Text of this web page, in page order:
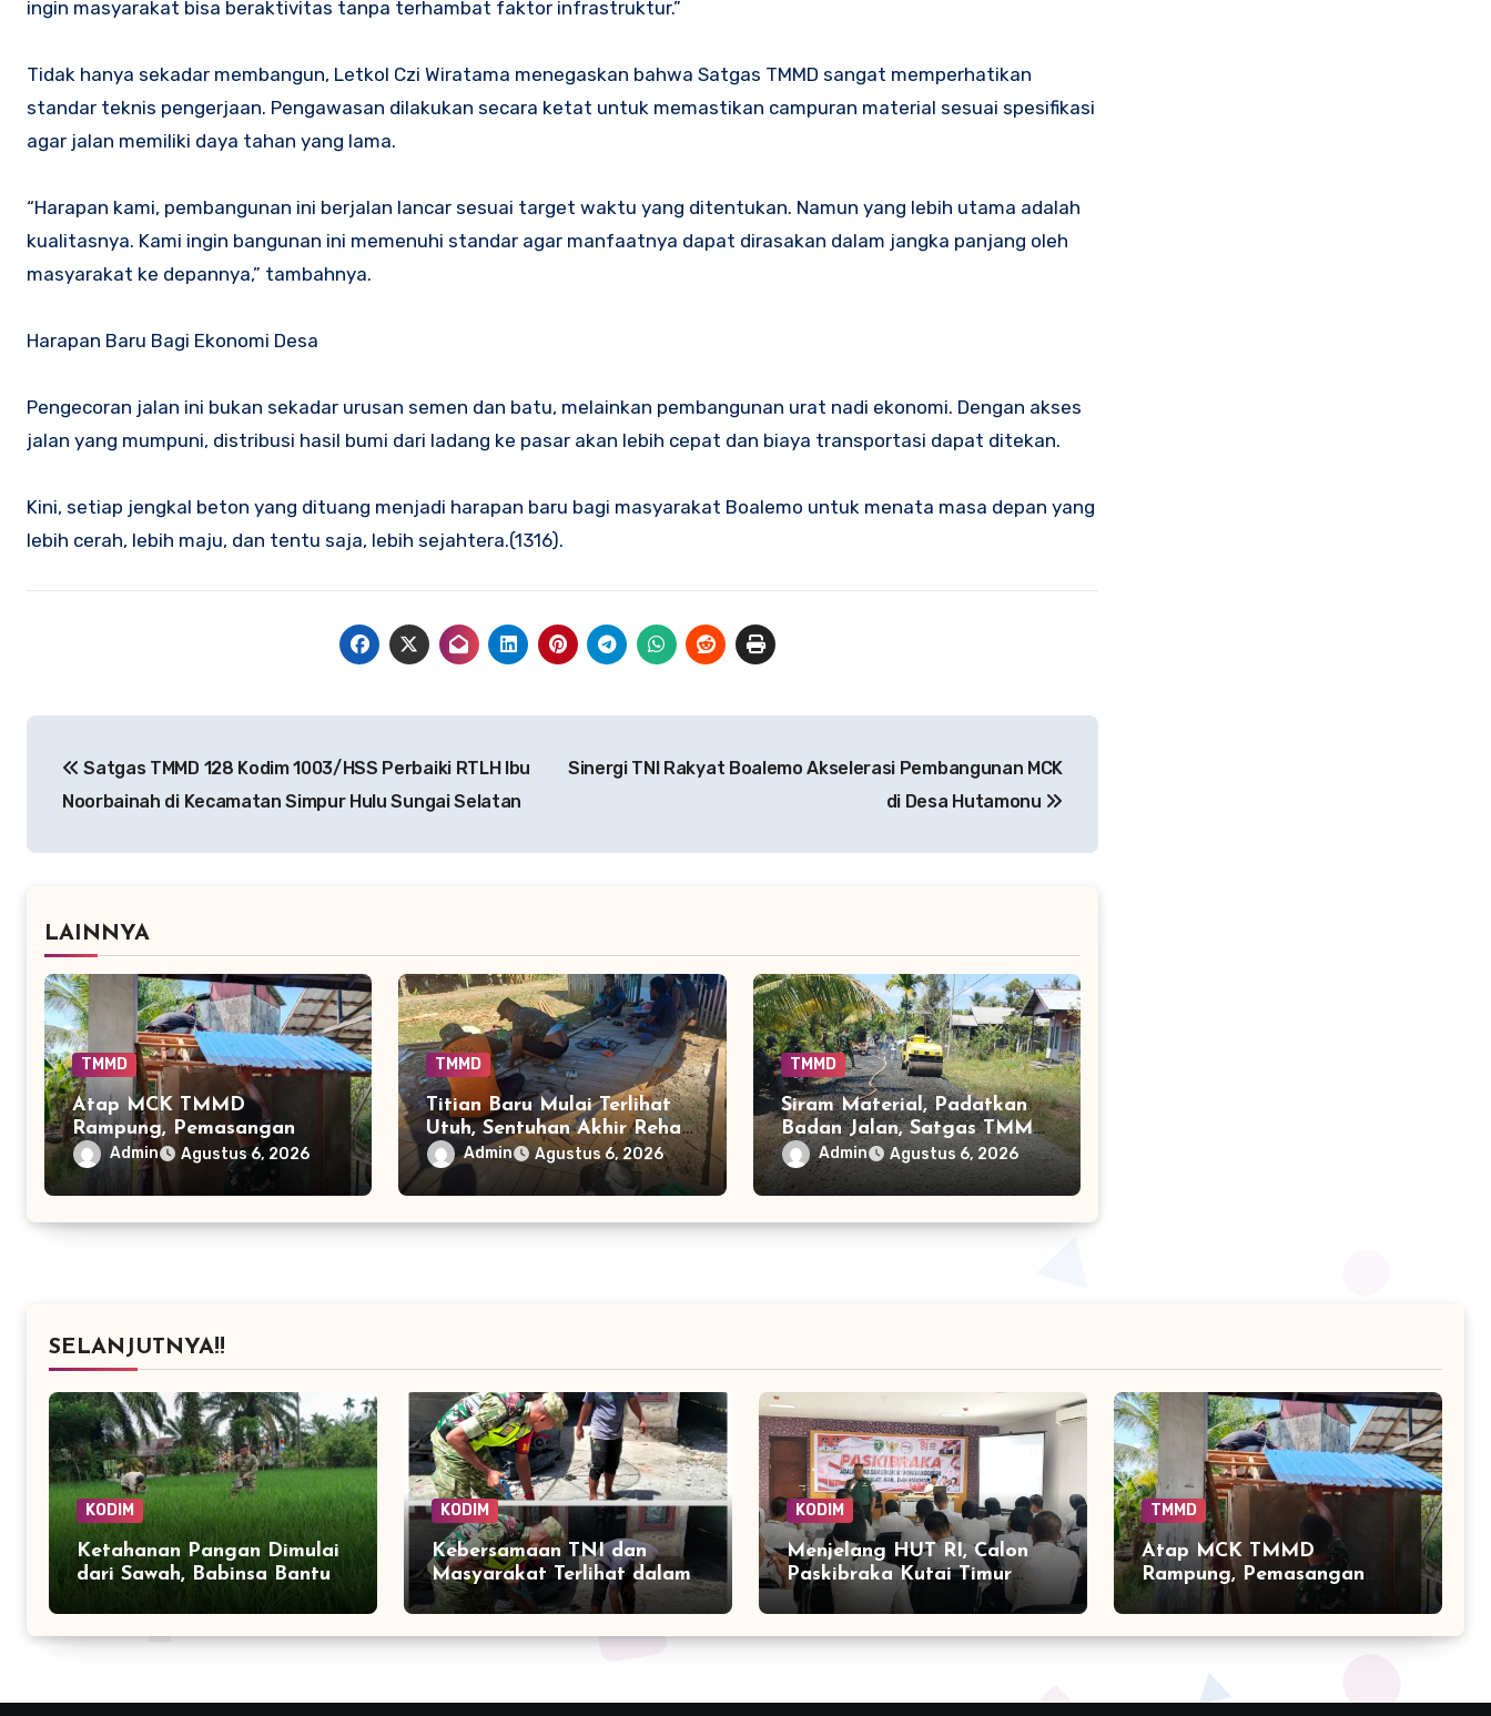
ingin masyarakat bisa beraktivitas tanpa terhambat faktor infrastruktur.”
Tidak hanya sekadar membangun, Letkol Czi Wiratama menegaskan bahwa Satgas TMMD sangat memperhatikan
standar teknis pengerjaan. Pengawasan dilakukan secara ketat untuk memastikan campuran material sesuai spesifikasi
agar jalan memiliki daya tahan yang lama.
“Harapan kami, pembangunan ini berjalan lancar sesuai target waktu yang ditentukan. Namun yang lebih utama adalah
kualitasnya. Kami ingin bangunan ini memenuhi standar agar manfaatnya dapat dirasakan dalam jangka panjang oleh
masyarakat ke depannya,” tambahnya.
Harapan Baru Bagi Ekonomi Desa
Pengecoran jalan ini bukan sekadar urusan semen dan batu, melainkan pembangunan urat nadi ekonomi. Dengan akses
jalan yang mumpuni, distribusi hasil bumi dari ladang ke pasar akan lebih cepat dan biaya transportasi dapat ditekan.
Kini, setiap jengkal beton yang dituang menjadi harapan baru bagi masyarakat Boalemo untuk menata masa depan yang
lebih cerah, lebih maju, dan tentu saja, lebih sejahtera.(1316).
pos Satgas TMMD 128 Kodim 1003/HSS Perbaiki RTLH Ibu
Noorbainah di Kecamatan Simpur Hulu Sungai Selatan
Sinergi TNI Rakyat Boalemo Akselerasi Pembangunan MCK
di Desa Hutamonu
LAINNYA
TMMD
Atap MCK TMMD
Rampung, Pemasangan
Keramik Menjadi Sentuhan
Akhir Fasilitas Sanitasi di
Tamban Bangun
Admin Agustus 6, 2026
TMMD
Titian Baru Mulai Terlihat
Utuh, Sentuhan Akhir Rehab
TPA TMMD Perkuat Akses
Warga di Tamban Bangun
Admin Agustus 6, 2026
TMMD
Siram Material, Padatkan
Badan Jalan, Satgas TMMD
Ke-129 Kejar Kualitas Akses
Desa Tamban Bangun
Admin Agustus 6, 2026
SELANJUTNYA!!
KODIM
Ketahanan Pangan Dimulai
dari Sawah, Babinsa Bantu
Petani Kendalikan Hama
Tanaman
KODIM
Kebersamaan TNI dan
Masyarakat Terlihat dalam
Pembangunan Rumah di
Desa Tanoh Merah
KODIM
Menjelang HUT RI, Calon
Paskibraka Kutai Timur
Digembleng Wawasan
Kebangsaan oleh TNI
TMMD
Atap MCK TMMD
Rampung, Pemasangan
Keramik Menjadi Sentuhan
Akhir Fasilitas Sanitasi di
Tamban Bangun